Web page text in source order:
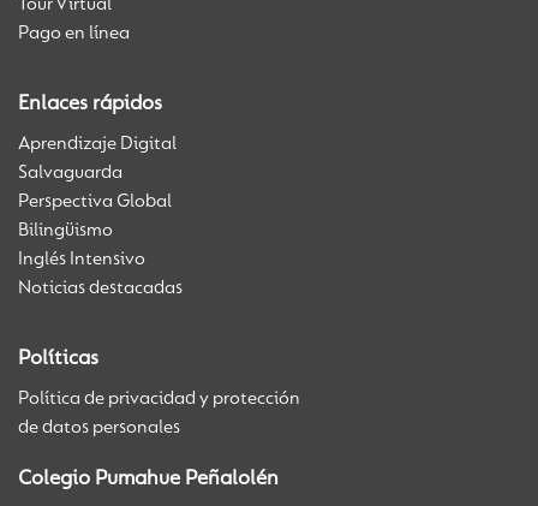
Tour Virtual
Pago en línea
Enlaces rápidos
Aprendizaje Digital
Salvaguarda
Perspectiva Global
Bilingüismo
Inglés Intensivo
Noticias destacadas
Políticas
Política de privacidad y protección
de datos personales
Colegio Pumahue Peñalolén